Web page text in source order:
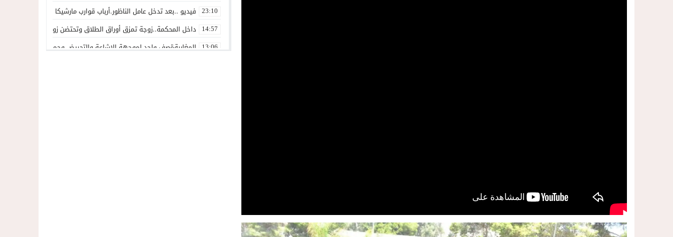
23:10 فيديو ..بعد تدخل عامل الناظور.أرباب قوارب مارشيكا يعلقون احتجاجهم
14:57 داخل المحكمة..زوجة تمزق أوراق الطلاق وتحتضن زوجها في لحظة
13:06 المغاربةةصف واحد لموجهة الإشاعة والتحريض وحملات التضليل